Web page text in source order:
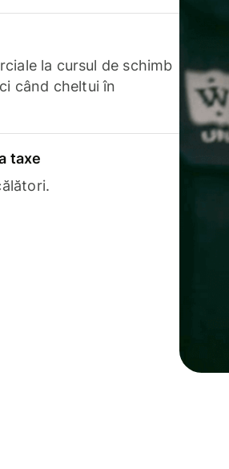
la cursul de schimb
când cheltui în
taxe